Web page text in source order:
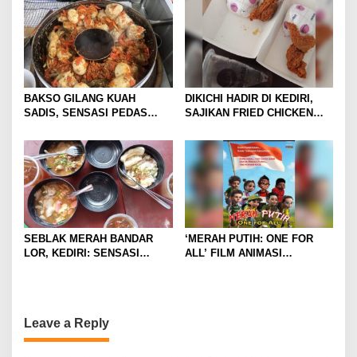
BAKSO GILANG KUAH
SADIS, SENSASI PEDAS
GORENG USUS CRISPY
IKONIKNYA
DIKICHI HADIR DI KEDIRI,
SAJIKAN FRIED CHICKEN
SEBLAK MERAH BANDAR
LOR, KEDIRI: SENSASI
‘MERAH PUTIH: ONE FOR
ALL’ FILM ANIMASI
Leave a Reply